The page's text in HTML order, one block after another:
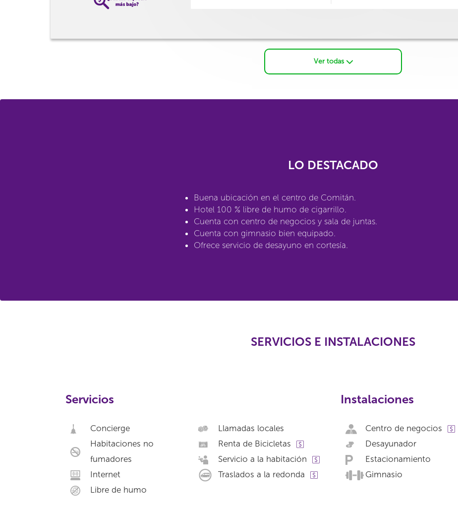
Ver todas
LO DESTACADO
Buena ubicación en el centro de Comitán.
Hotel 100 % libre de humo de cigarrillo.
Cuenta con centro de negocios y sala de juntas.
Cuenta con gimnasio bien equipado.
Ofrece servicio de desayuno en cortesía.
SERVICIOS E INSTALACIONES
Servicios
Concierge
Habitaciones no
fumadores
Internet
Libre de humo
Llamadas locales
Renta de Bicicletas
Servicio a la habitación
Traslados a la redonda
Instalaciones
Centro de negocios
Desayunador
Estacionamiento
Gimnasio